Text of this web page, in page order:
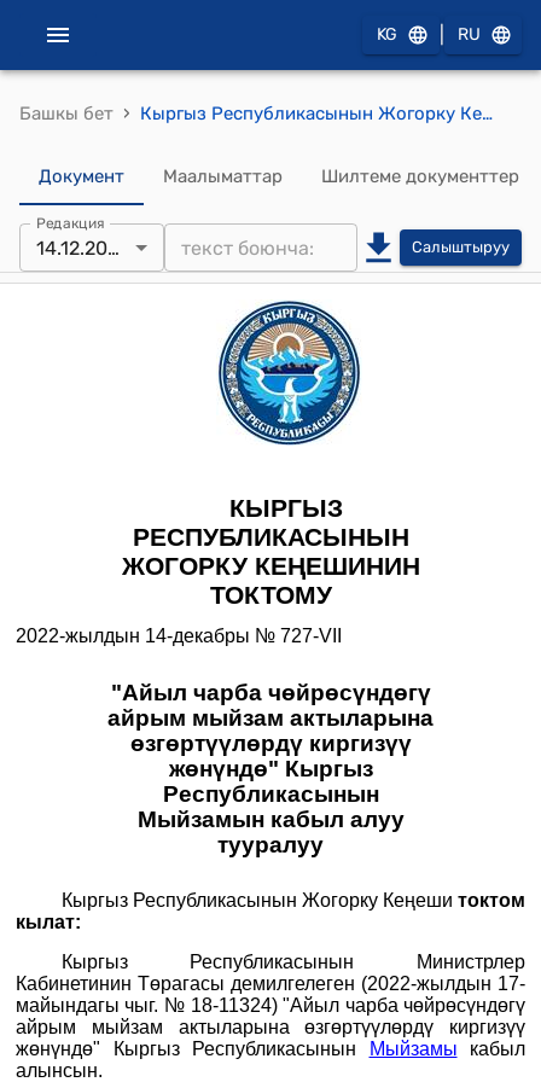
KG RU
Башкы бет › Кыргыз Республикасынын Жогорку Кеңешинин 2022-жылдын 14-декабрындагы № 727-VII "Айыл чарба чөйрөсүндөгү айрым мыйзам актыларына өзгөртүүлөрдү киргизүү жөнүндө" Кыргыз Республикасынын Мыйзамын кабыл алуу тууралуу" токтому
Документ Маалыматтар Шилтеме документтер
Редакция
14.12.2022 Салыштыруу